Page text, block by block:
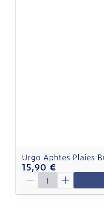
Urgo Aphtes Plaies
15,90 €
Quantité